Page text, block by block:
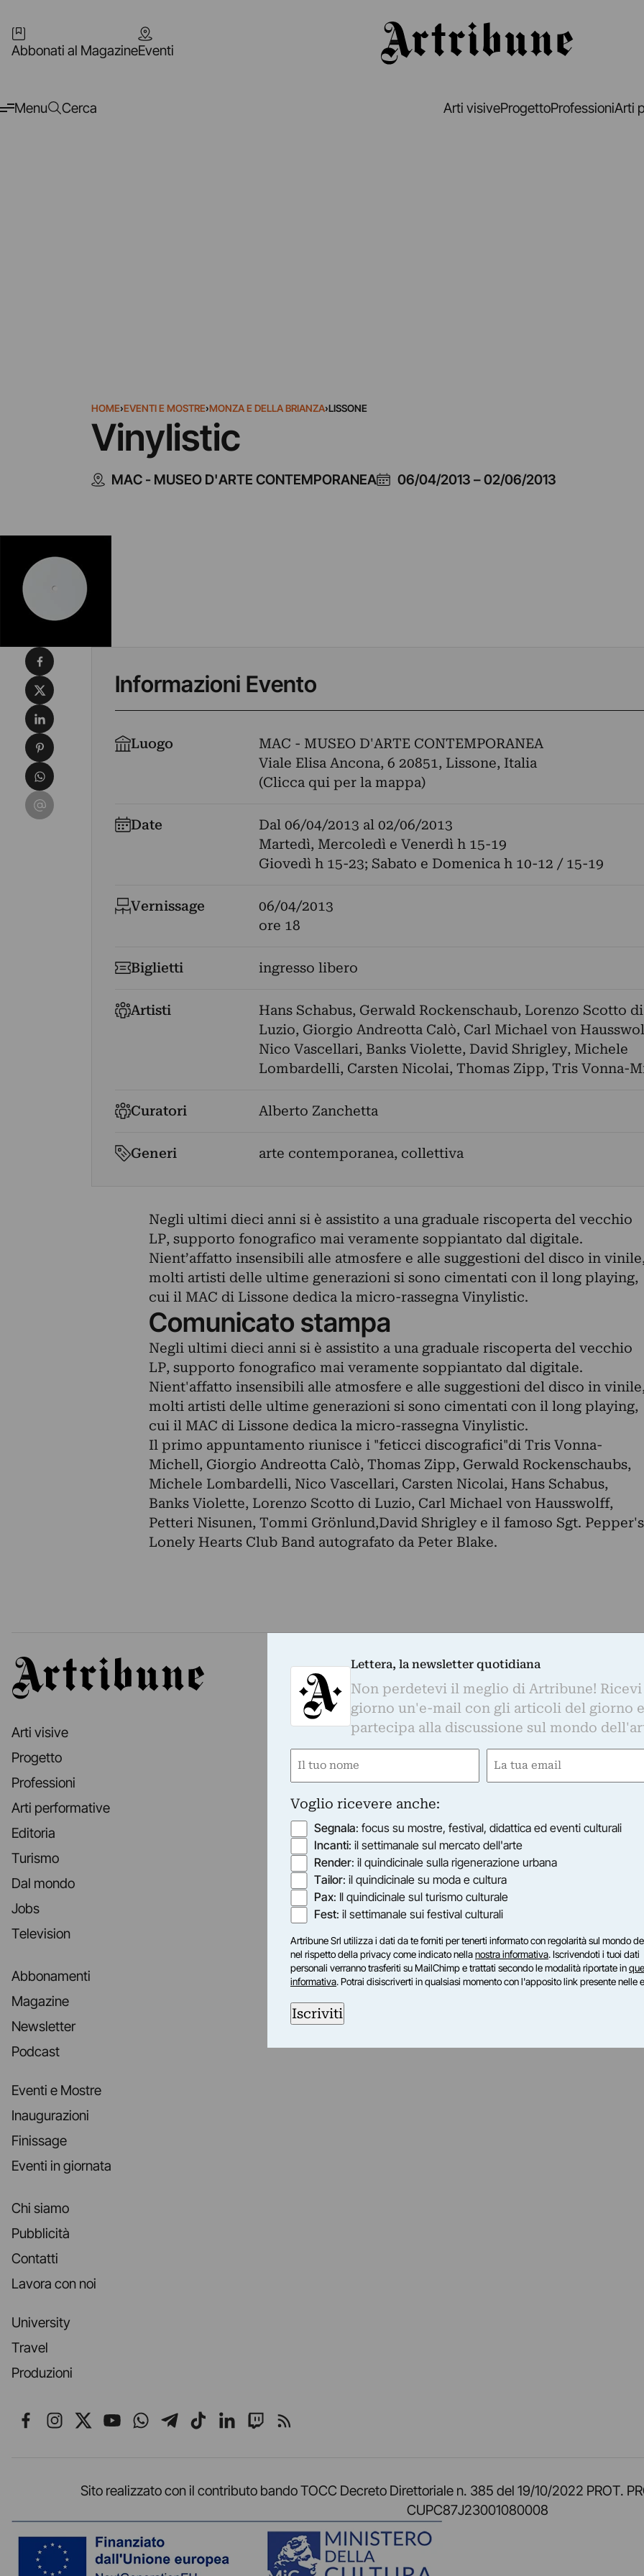
Abbonati al MagazineEventi
Menu Cerca Arti visiveProgettoProfessioniArti
HOME›EVENTI E MOSTRE›MONZA E DELLA BRIANZA›LISSONE
Vinylistic
MAC - MUSEO D'ARTE CONTEMPORANEA 06/04/2013 –02/06/2013
Informazioni Evento
Luogo
MAC - MUSEO D'ARTE CONTEMPORANEA
Viale Elisa Ancona, 6 20851, Lissone, Italia
(Clicca qui per la mappa)
Date Dal 06/04/2013 al 02/06/2013
Martedì, Mercoledì e Venerdì h 15-19
Giovedì h 15-23; Sabato e Domenica h 10-12 / 15-19
Vernissage
06/04/2013
ore 18
Biglietti ingresso libero
Artisti Hans Schabus, Gerwald Rockenschaub, Lorenzo Scotto di
Luzio, Giorgio Andreotta Calò, Carl Michael von
Nico Vascellari, Banks Violette, David Shrigley, Michele
Lombardelli, Carsten Nicolai, Thomas Zipp, Tris Vonna-
Curatori Alberto Zanchetta
Generi arte contemporanea, collettiva
Negli ultimi dieci anni si è assistito a una graduale riscoperta del vecchio
LP, supporto fonografico mai veramente soppiantato dal digitale.
Nient’affatto insensibili alle atmosfere e alle suggestioni del disco in
molti artisti delle ultime generazioni si sono cimentati con il long playing,
cui il MAC di Lissone dedica la micro-rassegna Vinylistic.
Comunicato stampa
Negli ultimi dieci anni si è assistito a una graduale riscoperta del vecchio
LP, supporto fonografico mai veramente soppiantato dal digitale.
Nient'affatto insensibili alle atmosfere e alle suggestioni del disco in
molti artisti delle ultime generazioni si sono cimentati con il long playing,
cui il MAC di Lissone dedica la micro-rassegna Vinylistic.
Il primo appuntamento riunisce i "feticci discografici"di Tris Vonna-
Michell, Giorgio Andreotta Calò, Thomas Zipp, Gerwald Rockenschaubs,
Michele Lombardelli, Nico Vascellari, Carsten Nicolai, Hans Schabus,
Banks Violette, Lorenzo Scotto di Luzio, Carl Michael von Hausswolff,
Petteri Nisunen, Tommi Grönlund,David Shrigley e il famoso Sgt. Pepper's
Lonely Hearts Club Band autografato da Peter Blake.
Condividi su Facebook
Condividi su X
Condividi su LinkedIn
Condividi su Pinterest
Condividi su WhatsApp
Condividi su Email
Artribune
Arti visive
Progetto
Professioni
Arti performative
Editoria
Turismo
Dal mondo
Jobs
Television
Abbonamenti
Magazine
Newsletter
Podcast
Eventi e Mostre
Inaugurazioni
Finissage
Eventi in giornata
Chi siamo
Pubblicità
Contatti
Lavora con noi
University
Travel
Produzioni
Seguici su Facebook
Seguici su Instagram
Seguici su X
Seguici su YouTube
Seguici su WhatsApp
Seguici su Telegram
Seguici su TikTok
Seguici su LinkedIn
Seguici su Twitch
Seguici su Rss
Sito realizzato con il contributo bando TOCC Decreto Direttoriale n. 385 del 19/10/2022 PROT.
CUPC87J23001080008
Lettera, la newsletter quotidiana
Non perdetevi il meglio di Artribune!
giorno un'e-mail con gli articoli del giorno
partecipa alla discussione sul mondo
Nome
Email
Voglio ricevere anche:
Segnala: focus su mostre, festival, didattica ed eventi culturali
Incanti: il settimanale sul mercato dell'arte
Render: il quindicinale sulla rigenerazione urbana
Tailor: il quindicinale su moda e cultura
Pax: Il quindicinale sul turismo culturale
Fest: il settimanale sui festival culturali
Artribune Srl utilizza i dati da te forniti per tenerti informato con regolarità sul mondo
nel rispetto della privacy come indicato nellanostra informativa. Iscrivendoti i tuoi dati
personali verranno trasferiti su MailChimp e trattati secondo le modalità riportate in
informativa. Potrai disiscriverti in qualsiasi momento con l'apposito link presente nelle
Iscriviti